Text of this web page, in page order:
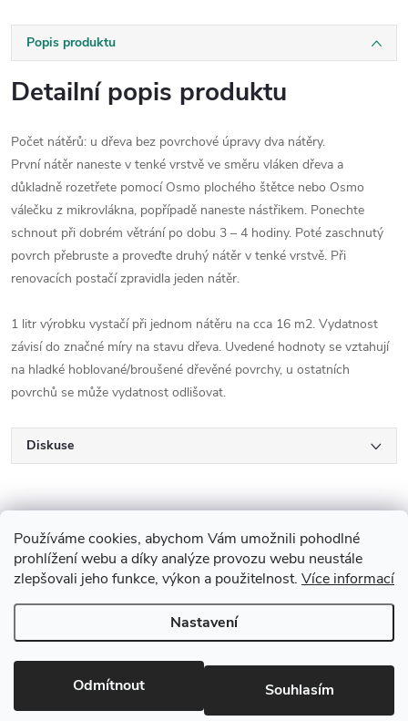
Používáme cookies, abychom Vám umožnili pohodlné
prohlížení webu a díky analýze provozu webu neustále
zlepšovali jeho funkce, výkon a použitelnost. Více informací
Nastavení
Odmítnout Souhlasím
Popis produktu
Detailní popis produktu
Počet nátěrů: u dřeva bez povrchové úpravy dva nátěry.
První nátěr naneste v tenké vrstvě ve směru vláken dřeva a
důkladně rozetřete pomocí Osmo plochého štětce nebo Osmo
válečku z mikrovlákna, popřípadě naneste nástřikem. Ponechte
schnout při dobrém větrání po dobu 3 – 4 hodiny. Poté zaschnutý
povrch přebruste a proveďte druhý nátěr v tenké vrstvě. Při
renovacích postačí zpravidla jeden nátěr.
1 litr výrobku vystačí při jednom nátěru na cca 16 m2. Vydatnost
závisí do značné míry na stavu dřeva. Uvedené hodnoty se vztahují
na hladké hoblované/broušené dřevěné povrchy, u ostatních
povrchů se může vydatnost odlišovat.
Diskuse
Z
á
p
Drevobis Horoměřice. Všechna práva vyhrazena.
nastavení cookies